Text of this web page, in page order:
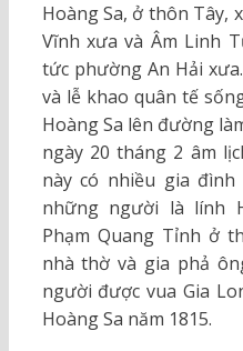
Hoàng Sa, ở thôn Tây,
Vĩnh xưa và Âm Linh
tức phường An Hải
và lễ khao quân tế
Hoàng Sa lên đường
ngày 20 tháng 2 âm
này có nhiều gia
những người là lính
Phạm Quang Tỉnh ở
nhà thờ và gia phả
người được vua Gia
Hoàng Sa năm 1815.